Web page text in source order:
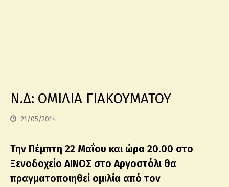
Ν.Δ: ΟΜΙΛΙΑ ΓΙΑΚΟΥΜΑΤΟΥ
21/05/2014
Την Πέμπτη 22 Μαΐου και ώρα 20.00 στο
Ξενοδοχείο ΑΙΝΟΣ στο Αργοστόλι θα
πραγματοποιηθεί ομιλία από τον